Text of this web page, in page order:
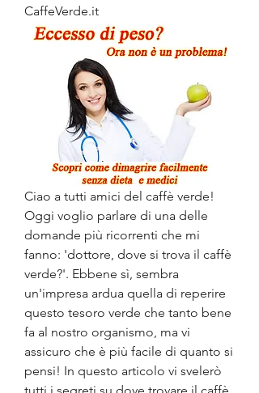
CaffeVerde.it
Ciao a tutti amici del caffè verde!
Oggi voglio parlare di una delle
domande più ricorrenti che mi
fanno: 'dottore, dove si trova il caffè
verde?'. Ebbene sì, sembra
un'impresa ardua quella di reperire
questo tesoro verde che tanto bene
fa al nostro organismo, ma vi
assicuro che è più facile di quanto si
pensi! In questo articolo vi svelerò